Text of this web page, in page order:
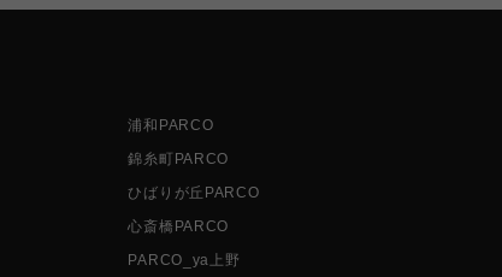
浦和PARCO
錦糸町PARCO
ひばりが丘PARCO
心斎橋PARCO
PARCO_ya上野